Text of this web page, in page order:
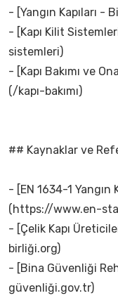
- [Yangın Kapıları -
- [Kapı Kilit
sistemleri)
- [Kapı Bakımı ve
(/kapı-bakımı)
## Kaynaklar ve
- [EN 1634-1 Yangın
(https://www.en-
- [Çelik Kapı
birliği.org)
- [Bina Güvenliği
güvenliği.gov.tr)